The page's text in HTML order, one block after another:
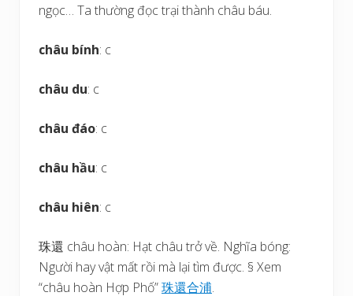
ngọc… Ta thường đọc trại thành châu báu.
châu bính: c
châu du: c
châu đáo: c
châu hầu: c
châu hiên: c
珠還 châu hoàn: Hạt châu trở về. Nghĩa bóng:
Người hay vật mất rồi mà lại tìm được. § Xem
“châu hoàn Hợp Phố”珠還合浦.